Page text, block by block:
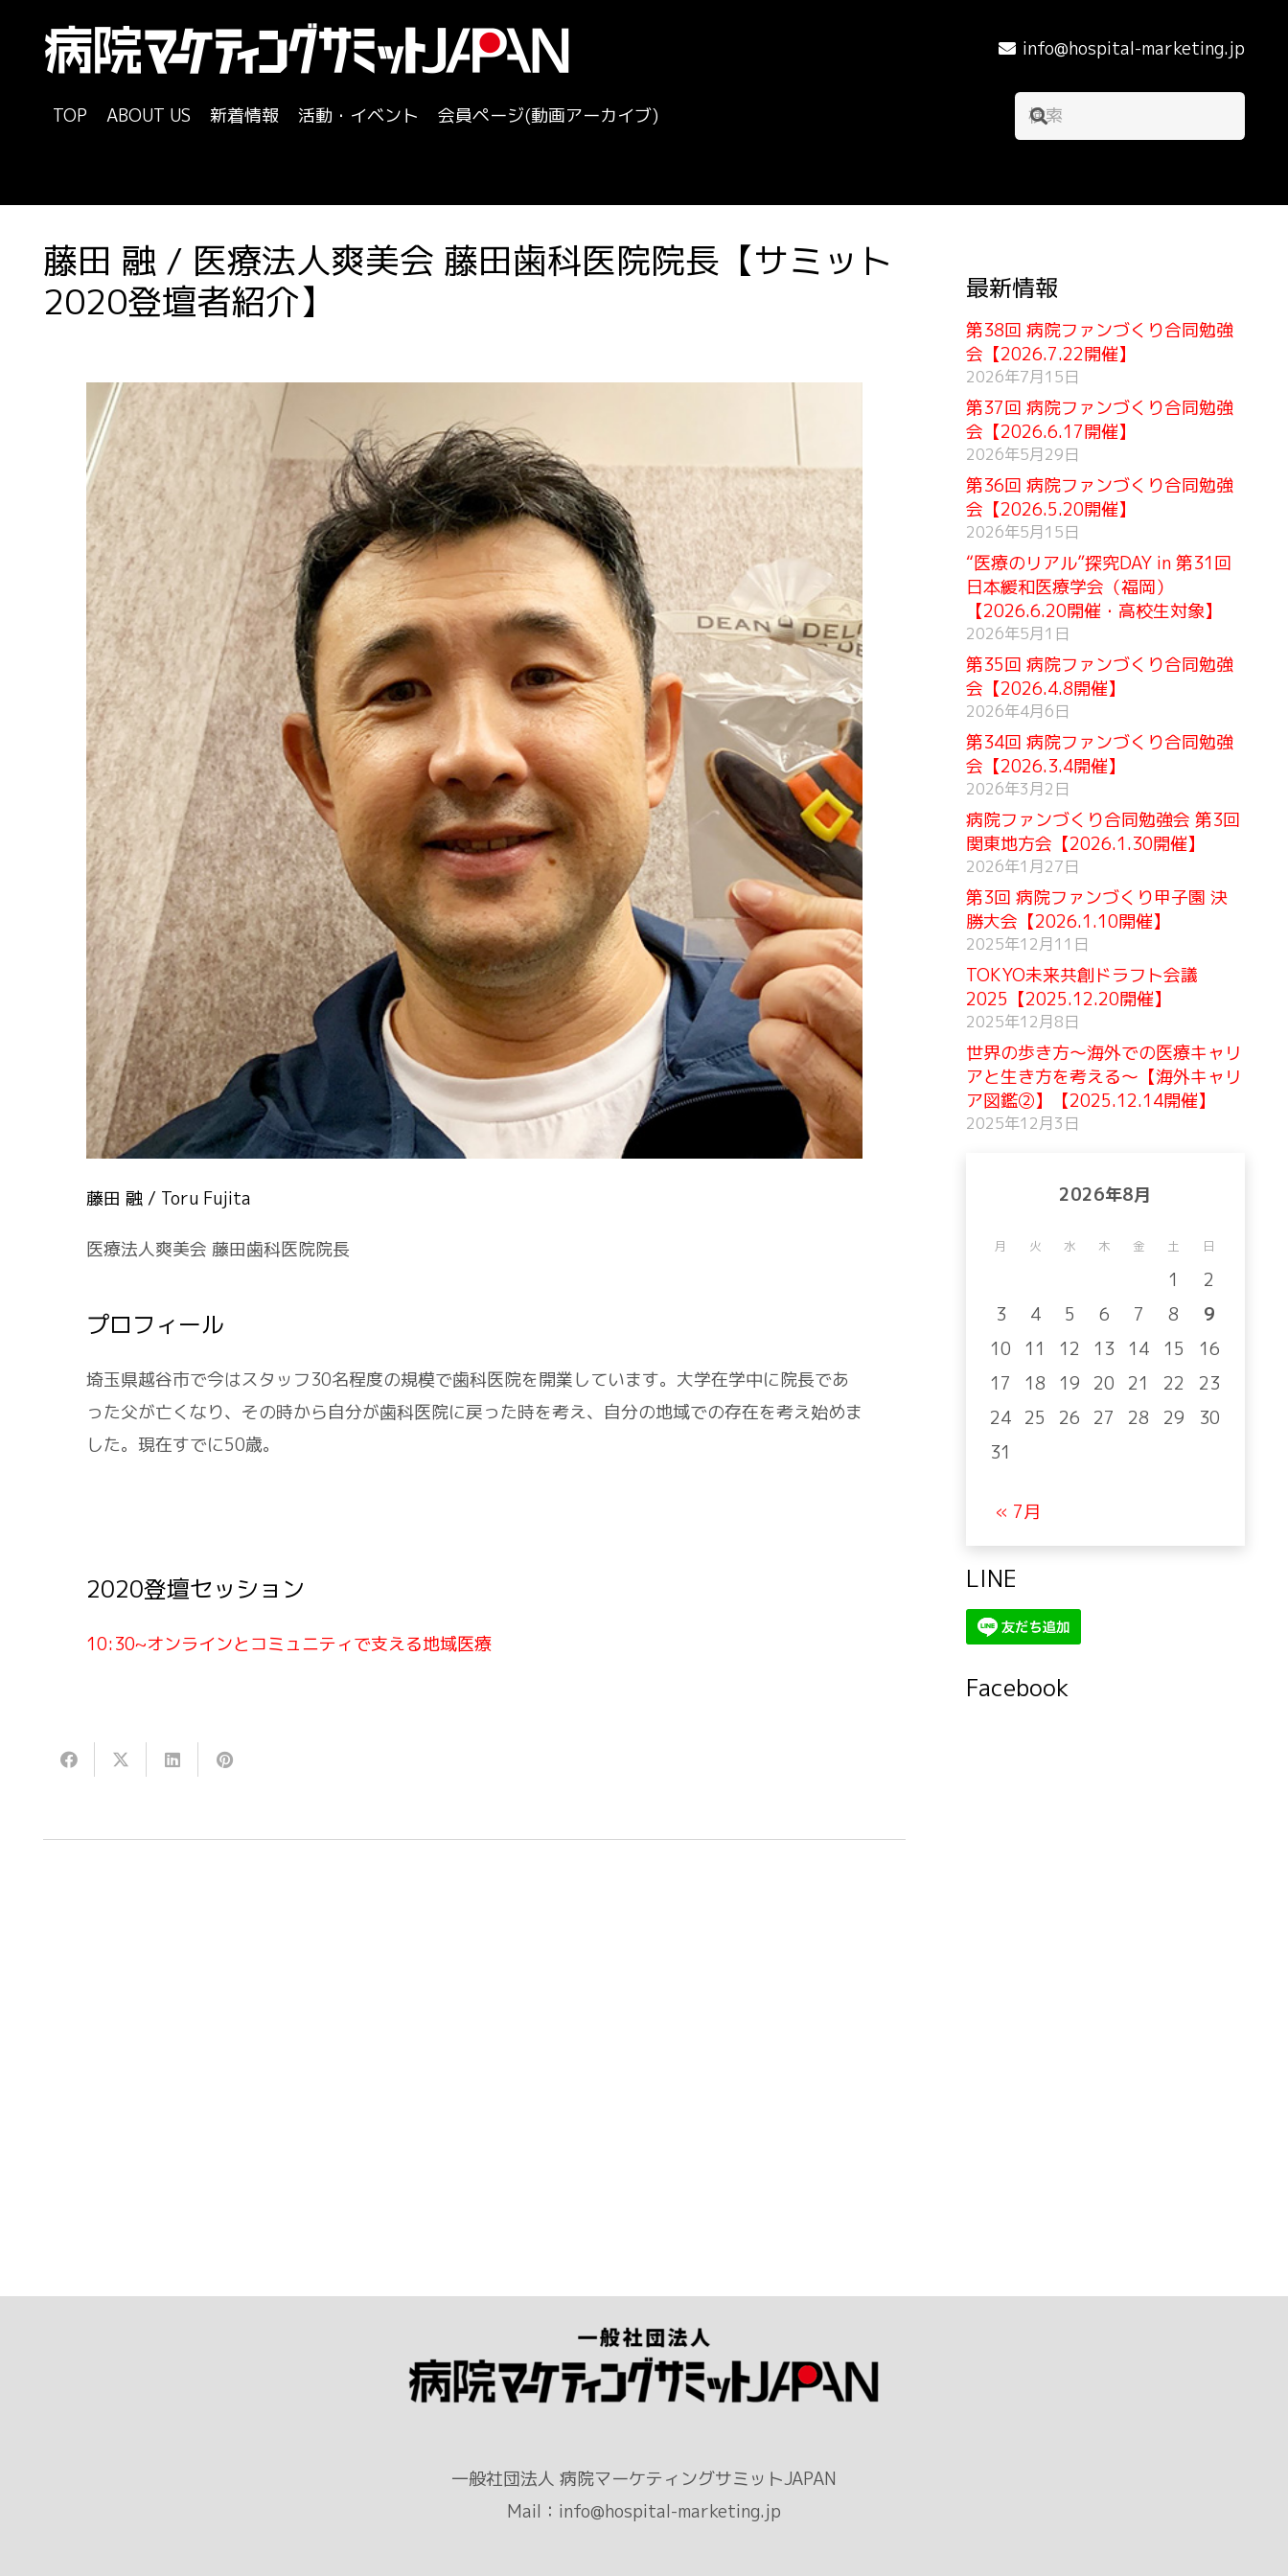
info@hospital-marketing.jp
TOP ABOUT US 新着情報 活動・イベント 会員ページ(動画アーカイブ)
藤田 融 / 医療法人爽美会 藤田歯科医院院長【サミット
2020登壇者紹介】
藤田 融 / Toru Fujita
医療法人爽美会 藤田歯科医院院長
プロフィール
埼玉県越谷市で今はスタッフ30名程度の規模で歯科医院を開業しています。大学在学中に院長であ
った父が亡くなり、その時から自分が歯科医院に戻った時を考え、自分の地域での存在を考え始めま
した。現在すでに50歳。
2020登壇セッション
10:30~オンラインとコミュニティで支える地域医療
最新情報
第38回 病院ファンづくり合同勉強
会【2026.7.22開催】
2026年7月15日
第37回 病院ファンづくり合同勉強
会【2026.6.17開催】
2026年5月29日
第36回 病院ファンづくり合同勉強
会【2026.5.20開催】
2026年5月15日
“医療のリアル”探究DAY in 第31回
日本緩和医療学会（福岡）
【2026.6.20開催・高校生対象】
2026年5月1日
第35回 病院ファンづくり合同勉強
会【2026.4.8開催】
2026年4月6日
第34回 病院ファンづくり合同勉強
会【2026.3.4開催】
2026年3月2日
病院ファンづくり合同勉強会 第3回
関東地方会【2026.1.30開催】
2026年1月27日
第3回 病院ファンづくり甲子園 決
勝大会【2026.1.10開催】
2025年12月11日
TOKYO未来共創ドラフト会議
2025【2025.12.20開催】
2025年12月8日
世界の歩き方〜海外での医療キャリ
アと生き方を考える〜【海外キャリ
ア図鑑②】【2025.12.14開催】
2025年12月3日
2026年8月
月 火 水 木 金 土 日
1
2
3
4 5 6 7 8
9
10
11 12 13 14 15
16
17
18 19 20 21 22
23
24 25 26 27 28 29
30
31
« 7月
LINE
Facebook
一般社団法人 病院マーケティングサミットJAPAN
Mail：info@hospital-marketing.jp